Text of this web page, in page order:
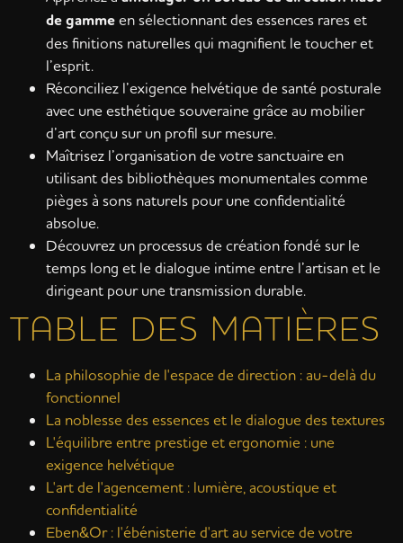
de gammeen sélectionnant des essences rares et
des finitions naturelles qui magnifient le toucher et
l’esprit.
Réconciliez l’exigence helvétique de santé posturale
avec une esthétique souveraine grâce au mobilier
d’art conçu sur un profil sur mesure.
Maîtrisez l’organisation de votre sanctuaire en
utilisant des bibliothèques monumentales comme
pièges à sons naturels pour une confidentialité
absolue.
Découvrez un processus de création fondé sur le
temps long et le dialogue intime entre l’artisan et le
dirigeant pour une transmission durable.
TABLE DES MATIÈRES
La philosophie de l'espace de direction : au-delà du
fonctionnel
La noblesse des essences et le dialogue des textures
L'équilibre entre prestige et ergonomie : une
exigence helvétique
L'art de l'agencement : lumière, acoustique et
confidentialité
Eben&Or : l'ébénisterie d'art au service de votre